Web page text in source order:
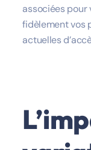
associées pour
fidèlement vos
actuelles